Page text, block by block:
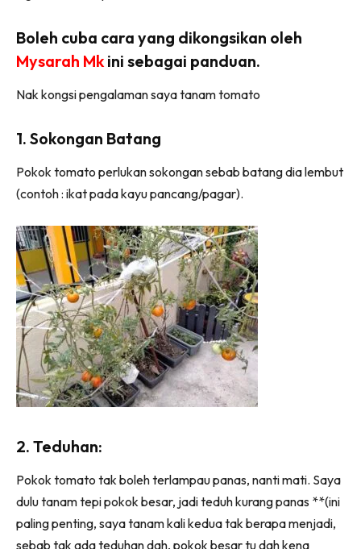
Hartanah
High Rise
Ilham Impiana
Ilham Impiana 360
Impiana TV
Casa Impiana
Impiana MakeOver
Lahar Dekor
Sembang Dekor
Sembang Laman
Tip Impiana
Tip Laman
Hub Ideaktiv
Boleh cuba cara yang dikongsikan oleh
Mysarah Mkini sebagai panduan.
Nak kongsi pengalaman saya tanam tomato
1. Sokongan Batang
Pokok tomato perlukan sokongan sebab batang dia lembut
(contoh : ikat pada kayu pancang/pagar).
2. Teduhan:
Pokok tomato tak boleh terlampau panas, nanti mati. Saya
dulu tanam tepi pokok besar, jadi teduh kurang panas **(ini
paling penting, saya tanam kali kedua tak berapa menjadi,
sebab tak ada teduhan dah, pokok besar tu dah kena